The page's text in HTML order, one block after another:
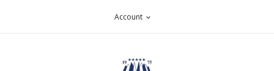
Account expand_more